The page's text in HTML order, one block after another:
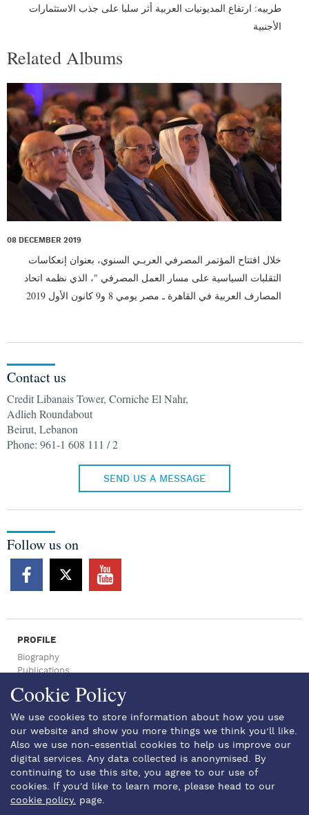
طربيه: ارتفاع المديونيات العربية أثر سلبا على جذب الاستثمارات
الأجنبية
Related Albums
08 DECEMBER 2019
خلال افتتاح المؤتمر المصرفي العربـي السنوي، بعنوان إنعكاسات
التقلبات السياسية على مسار العمل المصرفي "، الذي نظمه اتحاد
المصارف العربية في القاهرة ـ مصر يومي 8 و9 كانون الأول 2019
Contact us
Credit Libanais Tower, Corniche El Nahr,
Adlieh Roundabout
Beirut, Lebanon
Phone: 961-1 608 111 / 2
SEND US A MESSAGE
Follow us on
PROFILE
Biography
Publications
NEWSROOM
Press Articles
SPEECHES
EVENTS
GALLERY
Photos
CONTACT US
Cookie Policy
We use cookies to store information about how you use
our website and show you more things we think you’ll like.
Also we use non-essential cookies to help us improve our
digital services. Any data collected is anonymised. By
continuing to use this site, you agree to our use of
cookies. If you'd like to learn more, please head to our
cookie policy. page.